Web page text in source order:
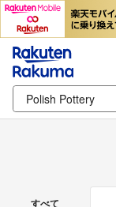
すべて